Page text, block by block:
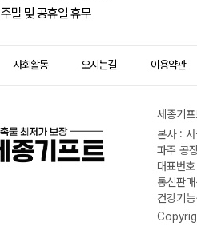
주말 및 공휴일 휴무
사회활동 오시는길 이용약관
세종기
본사 :
파주 공
대표번
통신판
건강기